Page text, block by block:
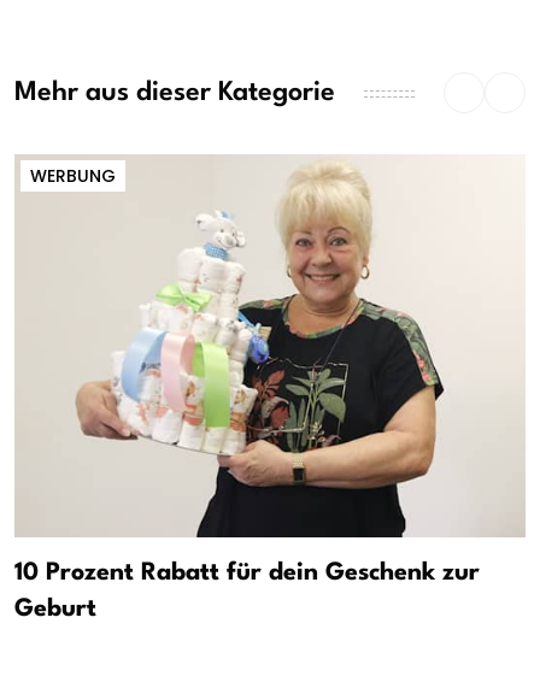
Mehr aus dieser Kategorie
WERBUNG
10 Prozent Rabatt für dein Geschenk zur
Geburt